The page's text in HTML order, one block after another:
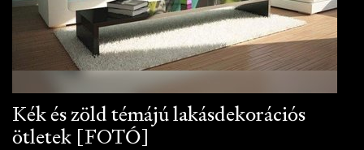
Kék és zöld témájú lakásdekorációs
ötletek [FOTÓ]